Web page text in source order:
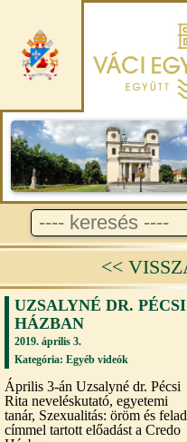
<<
UZSALYNÉ DR.
HÁZBAN
2019. április 3.
Kategória: Egyéb videók
Április 3-án Uzsalyné dr. Pécsi
Rita neveléskutató, egyetemi
tanár, Szexualitás: öröm és
címmel tartott előadást a Credo